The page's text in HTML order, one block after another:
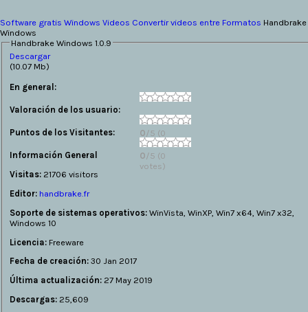
Software gratis Windows Videos Convertir videos entre Formatos Handbrake
Windows
Handbrake Windows 1.0.9
Descargar
(10.07 Mb)
En general:
Valoración de los usuario:
0/5 (0
votes)
Puntos de los Visitantes:
0/5 (0
votes)
Información General
Visitas:21706 visitors
Editor: handbrake.fr
Soporte de sistemas operativos:WinVista, WinXP, Win7 x64, Win7 x32,
Windows 10
Licencia:Freeware
Fecha de creación:30 Jan 2017
Última actualización:27 May 2019
Descargas:25,609